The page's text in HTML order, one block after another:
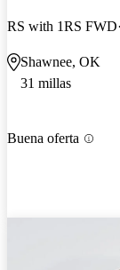
RS with 1RS FWD
Shawnee, OK
31 millas
Buena oferta